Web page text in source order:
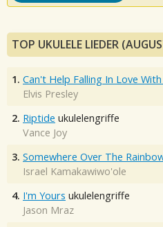
TOP UKULELE LIEDER
1. Can't Help Falling In Love With
Elvis Presley
2. Riptide ukulelengriffe
Vance Joy
3. Somewhere Over The
Israel Kamakawiwo'ole
4. I'm Yours ukulelengriffe
Jason Mraz